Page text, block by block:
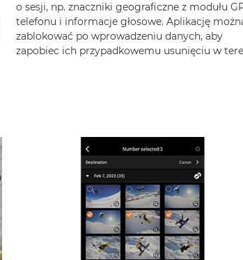
o sesji, np. znaczniki geograficzne z modułu
telefonu i informacje głosowe. Aplikację
zablokować po wprowadzeniu danych, aby
zapobiec ich przypadkowemu usunięciu w